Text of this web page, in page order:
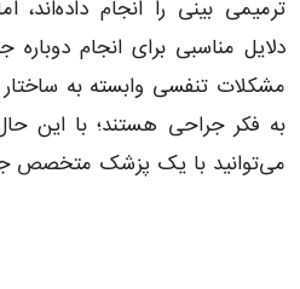
ترمیمی بینی را انجام داده‌اند،
دلایل مناسبی برای انجام
مشکلات تنفسی وابسته به
به فکر جراحی هستند؛ با این
می‌توانید با یک پزشک متخصص